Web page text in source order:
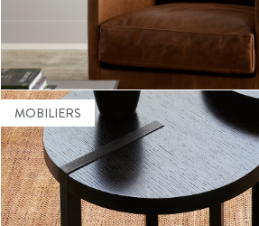
En savoir plus
DES MATÉRIAUX NOBLES
D'ARTISANS
MOBILIERS